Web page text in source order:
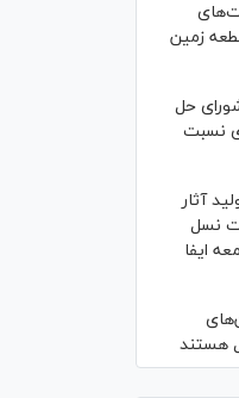
توقیف ۸۶ خودروی لوکس، ۱۸۷ قطعه زمین
شورای حل
نسبت
آثار
نسل
ایفا